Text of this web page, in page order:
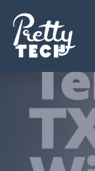
content